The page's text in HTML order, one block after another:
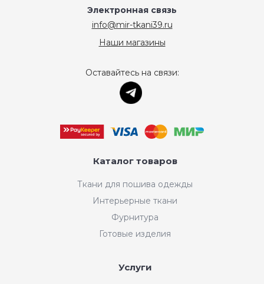
Электронная связь
info@mir-tkani39.ru
Наши магазины
Оставайтесь на связи:
Каталог товаров
Ткани для пошива одежды
Интерьерные ткани
Фурнитура
Готовые изделия
Услуги